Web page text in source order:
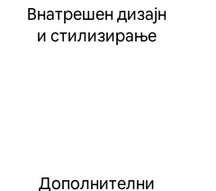
Внатрешен дизајн
и стилизирање
Дополнителни